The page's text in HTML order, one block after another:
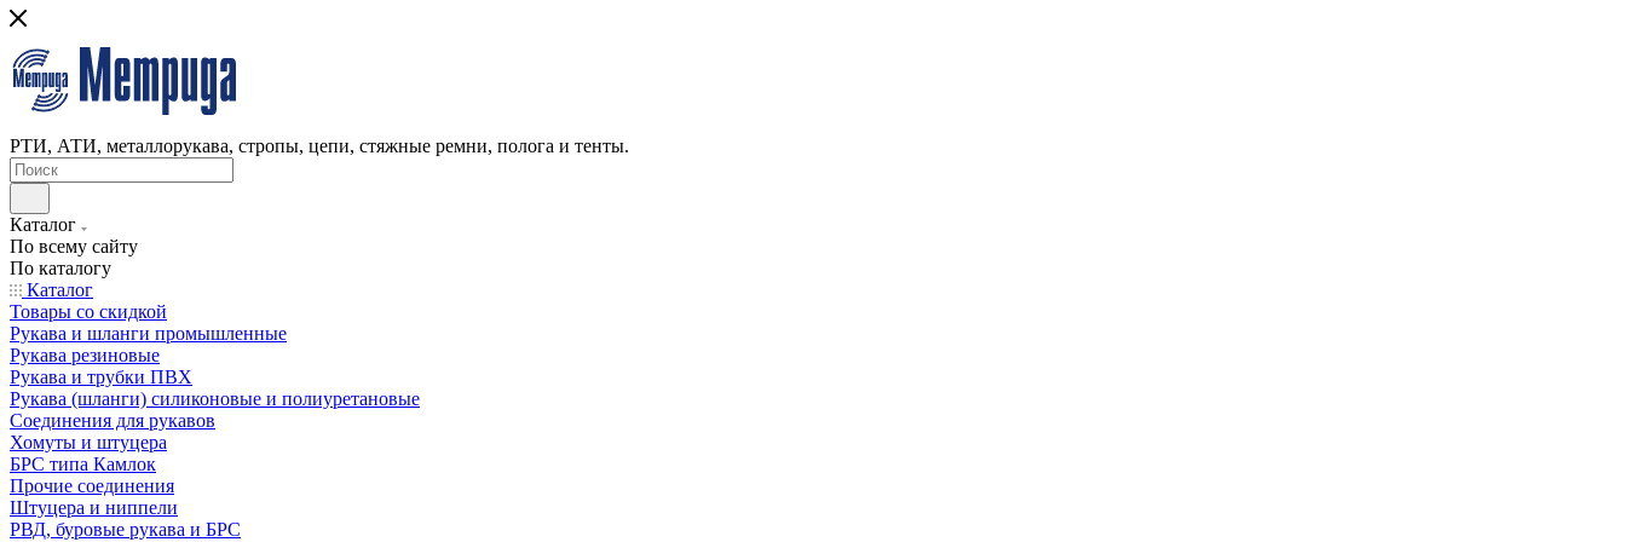
РТИ, АТИ, металлорукава, стропы, цепи, стяжные ремни, полога и тенты.
Каталог
По всему сайту
По каталогу
Каталог
Товары со скидкой
Рукава и шланги промышленные
Рукава резиновые
Рукава и трубки ПВХ
Рукава (шланги) силиконовые и полиуретановые
Соединения для рукавов
Хомуты и штуцера
БРС типа Камлок
Прочие соединения
Штуцера и ниппели
РВД, буровые рукава и БРС